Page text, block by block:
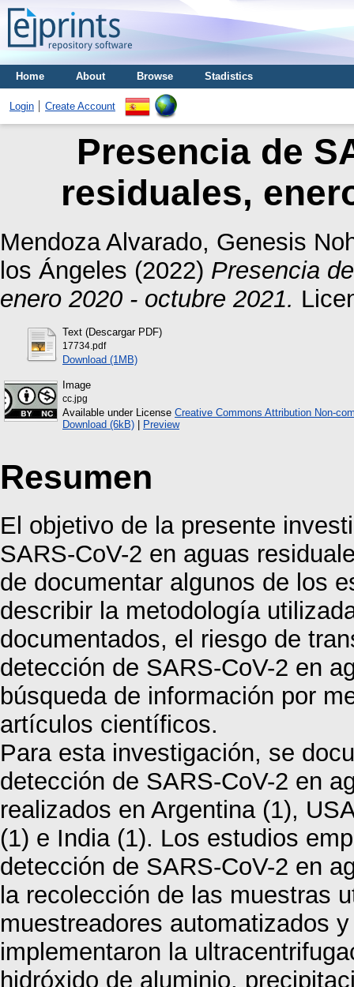
Home About Browse Stadistics
Login Create Account
Presencia de
residuales,
Mendoza Alvarado, Genesis
los Ángeles (2022) Presencia
enero 2020 - octubre 2021.
Text (Descargar PDF)
17734.pdf
Download (1MB)
Image
cc.jpg
Available under License Creative Commons Attribution Non-
Download (6kB) | Preview
Resumen
El objetivo de la presente
SARS-CoV-2 en aguas
de documentar algunos de los
describir la metodología
documentados, el riesgo de
detección de SARS-CoV-2 en
búsqueda de información por
artículos científicos.
Para esta investigación, se
detección de SARS-CoV-2 en
realizados en Argentina (1),
(1) e India (1). Los estudios
detección de SARS-CoV-2 en
la recolección de las muestras
muestreadores automatizados
implementaron la
hidróxido de aluminio,